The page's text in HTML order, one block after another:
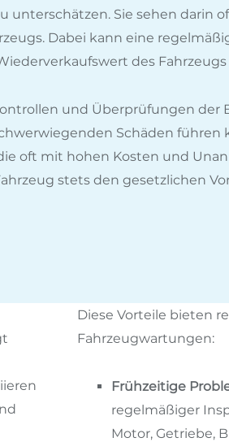
Sie sehen darin
Dabei kann eine
des
und Überprüfungen der
Schäden führen
oft mit hohen Kosten und
stets den gesetzlichen
Diese Vorteile bieten
Fahrzeugwartungen:
Frühzeitige
regelmäßiger
Motor, Getriebe,